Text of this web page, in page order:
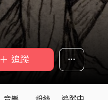
＋ 追蹤